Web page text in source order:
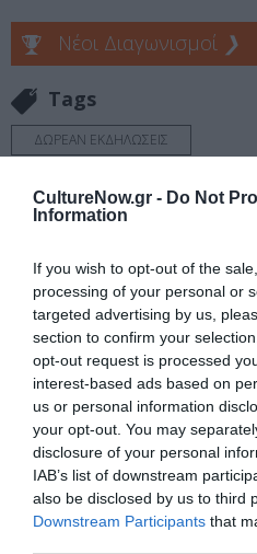
CultureNow.gr - Do Not
Information
If you wish to opt-out of the
processing of your personal or
targeted advertising by us,
section to confirm your
opt-out request is processed
interest-based ads based on
us or personal information
your opt-out. You may
disclosure of your personal
IAB’s list of downstream
also be disclosed by us to third
Downstream Participants that
Νέοι Διαγωνισμοί ❯
Tags
ΔΩΡΕΑΝ ΕΚΔΗΛΩΣΕΙΣ
ΣΥΓΧΡΟΝΟΣ ΧΟΡΟΣ
Newsletter
Κάθε βδομάδα στο e-mail
την Τέχνη και τον Πολιτισμό!
Ακολουθήστε το